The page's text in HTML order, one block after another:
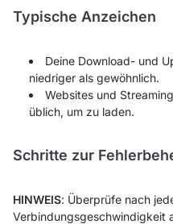
Typische Anzeichen
Deine Download- und
niedriger als gewöhnlich.
Websites und
üblich, um zu laden.
Schritte zur
HINWEIS: Überprüfe nach
Verbindungsgeschwindigkeit